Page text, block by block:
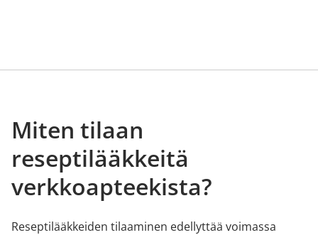
Miten tilaan
reseptilääkkeitä
verkkoapteekista?
Reseptilääkkeiden tilaaminen edellyttää voimassa